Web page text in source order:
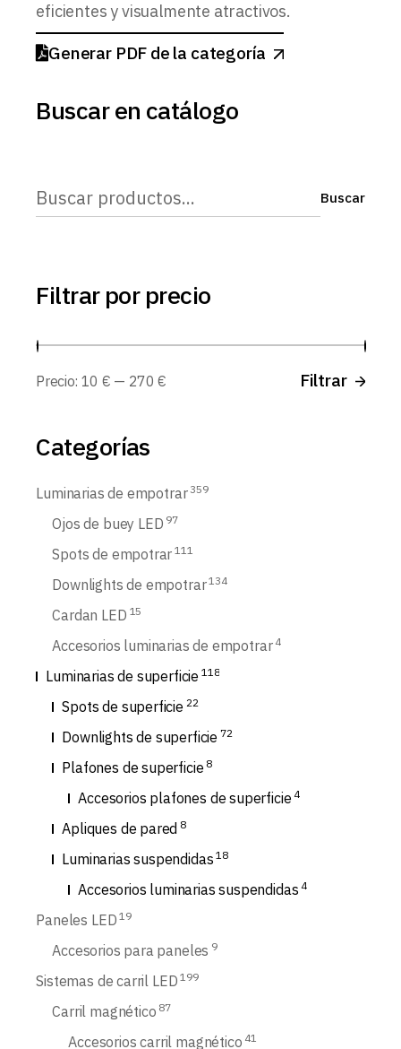
eficientes y visualmente atractivos.
Generar PDF de la categoría
Buscar en catálogo
Buscar Buscar
Filtrar por precio
Filtrar
Precio: 10 € — 270 €
Categorías
Luminarias de empotrar 359
Ojos de buey LED 97
Spots de empotrar 111
Downlights de empotrar 134
Cardan LED 15
Accesorios luminarias de empotrar 4
Luminarias de superficie 118
Spots de superficie 22
Downlights de superficie 72
Plafones de superficie 8
Accesorios plafones de superficie 4
Apliques de pared 8
Luminarias suspendidas 18
Accesorios luminarias suspendidas 4
Paneles LED 19
Accesorios para paneles 9
Sistemas de carril LED 199
Carril magnético 87
Accesorios carril magnético 41